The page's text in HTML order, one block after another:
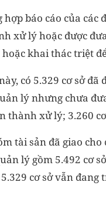
hợp báo cáo của các
xử lý hoặc được
khai thác triệt
có 5.329 cơ sở
lý nhưng chưa
thành xử lý; 3.260
tài sản đã giao
lý gồm 5.492 cơ
cơ sở vẫn